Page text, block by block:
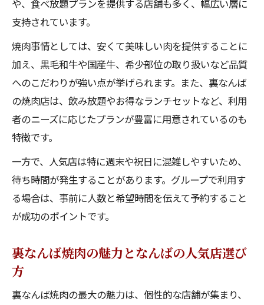
自分流に楽しめるなんばの人気店焼肉巡り
裏難波焼肉の魅力となんばの人気店選び方
や、食べ放題プランを提供する店舗も多く、幅広い層に
支持されています。
焼肉事情としては、安くて美味しい肉を提供することに
加え、黒毛和牛や国産牛、希少部位の取り扱いなど品質
へのこだわりが強い点が挙げられます。また、裏なんば
の焼肉店は、飲み放題やお得なランチセットなど、利用
者のニーズに応じたプランが豊富に用意されているのも
特徴です。
一方で、人気店は特に週末や祝日に混雑しやすいため、
待ち時間が発生することがあります。グループで利用す
る場合は、事前に人数と希望時間を伝えて予約すること
が成功のポイントです。
裏なんば焼肉の魅力となんばの人気店選び
方
裏なんば焼肉の最大の魅力は、個性的な店舗が集まり、